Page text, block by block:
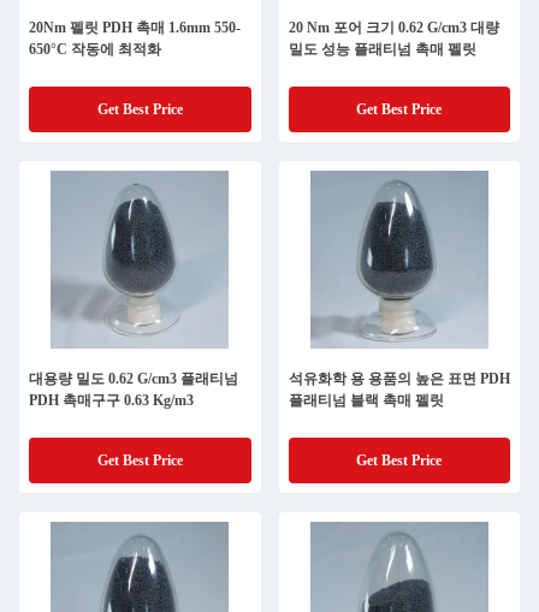
20Nm 펠릿 PDH 촉매 1.6mm 550-
650°C 작동에 최적화
Get Best Price
20 Nm 포어 크기 0.62 G/cm3 대량
밀도 성능 플래티넘 촉매 펠릿
Get Best Price
대용량 밀도 0.62 G/cm3 플래티넘
PDH 촉매구구 0.63 Kg/m3
Get Best Price
석유화학 용 용품의 높은 표면 PDH
플래티넘 블랙 촉매 펠릿
Get Best Price